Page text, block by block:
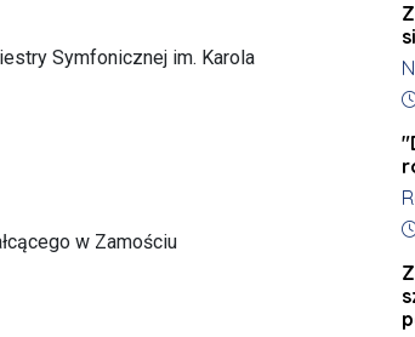
Symfonicznej im. Karola
w Zamościu